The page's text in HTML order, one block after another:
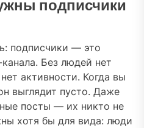
подписчики
подписчики — это
Без людей нет
активности. Когда вы
выглядит пусто. Даже
посты — их никто не
хотя бы для вида: люди